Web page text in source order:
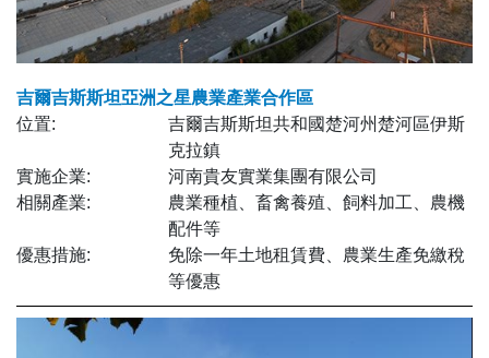
吉爾吉斯斯坦亞洲之星農業產業合作區
位置:
吉爾吉斯斯坦共和國楚河州楚河區伊斯
克拉鎮
實施企業:
河南貴友實業集團有限公司
相關產業:
農業種植、畜禽養殖、飼料加工、農機
配件等
優惠措施:
免除一年土地租賃費、農業生產免繳稅
等優惠